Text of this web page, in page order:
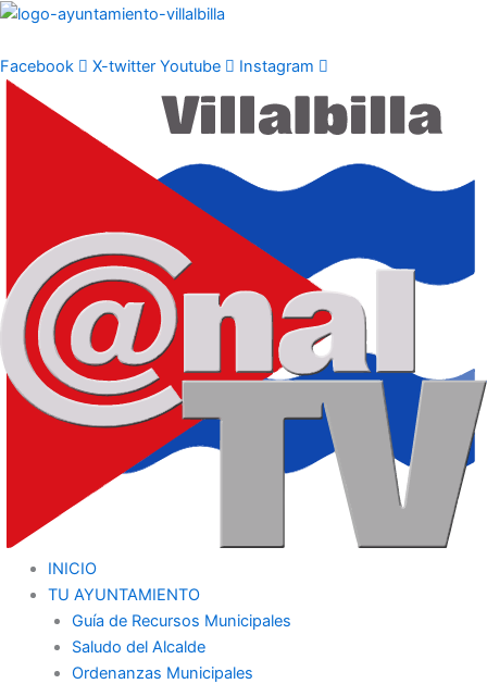
Ir
contenido
Facebook X-twitter Youtube Instagram
INICIO
TU AYUNTAMIENTO
Guía de Recursos Municipales
Saludo del Alcalde
Ordenanzas Municipales